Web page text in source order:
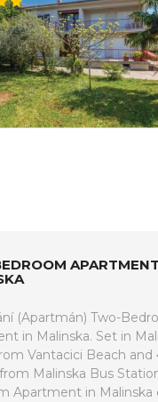
(Apartmán) Two-
in Malinska. Set in
Vantacici Beach and
Malinska Bus
Apartment in Malinska